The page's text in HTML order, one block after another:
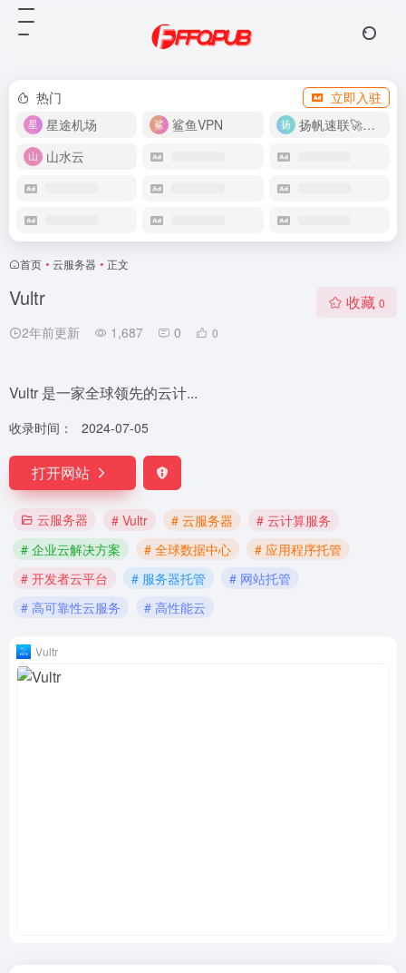
热门
立即入驻
星途机场
鲨鱼VPN
扬帆速联🚀很快
山水云
首页 • 云服务器 • 正文
Vultr
2年前更新 1,687 0 0
收藏 0
Vultr 是一家全球领先的云计...
收录时间： 2024-07-05
打开网站
云服务器 # Vultr # 云服务器
# 云计算服务
# 企业云解决方案
# 全球数据中心
# 应用程序托管
# 开发者云平台
# 服务器托管
# 网站托管
# 高可靠性云服务
# 高性能云
Vultr